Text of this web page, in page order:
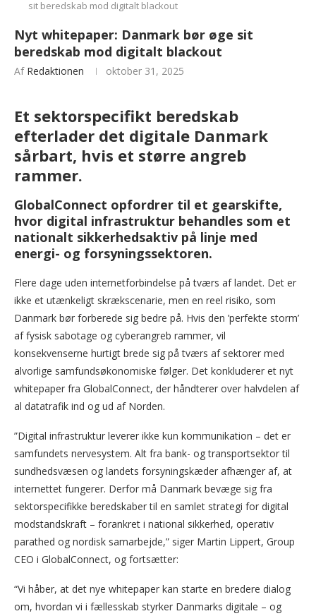
sit beredskab mod digitalt blackout
Nyt whitepaper: Danmark bør øge sit
beredskab mod digitalt blackout
Af Redaktionen oktober 31, 2025
Et sektorspecifikt beredskab
efterlader det digitale Danmark
sårbart, hvis et større angreb
rammer.
GlobalConnect opfordrer til et gearskifte,
hvor digital infrastruktur behandles som et
nationalt sikkerhedsaktiv på linje med
energi- og forsyningssektoren.
Flere dage uden internetforbindelse på tværs af landet. Det er
ikke et utænkeligt skrækscenarie, men en reel risiko, som
Danmark bør forberede sig bedre på. Hvis den ’perfekte storm’
af fysisk sabotage og cyberangreb rammer, vil
konsekvenserne hurtigt brede sig på tværs af sektorer med
alvorlige samfundsøkonomiske følger. Det konkluderer et nyt
whitepaper fra GlobalConnect, der håndterer over halvdelen af
al datatrafik ind og ud af Norden.
”Digital infrastruktur leverer ikke kun kommunikation – det er
samfundets nervesystem. Alt fra bank- og transportsektor til
sundhedsvæsen og landets forsyningskæder afhænger af, at
internettet fungerer. Derfor må Danmark bevæge sig fra
sektorspecifikke beredskaber til en samlet strategi for digital
modstandskraft – forankret i national sikkerhed, operativ
parathed og nordisk samarbejde,” siger Martin Lippert, Group
CEO i GlobalConnect, og fortsætter:
“Vi håber, at det nye whitepaper kan starte en bredere dialog
om, hvordan vi i fællesskab styrker Danmarks digitale – og